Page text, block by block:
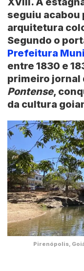
seguiu acabou
arquitetura
Segundo o
Prefeitura
entre 1830 e
primeiro jornal
Pontense,
da cultura
Pirenópolis,